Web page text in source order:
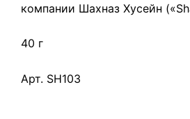
компании Шахназ Хусейн
40 г
Арт. SH103